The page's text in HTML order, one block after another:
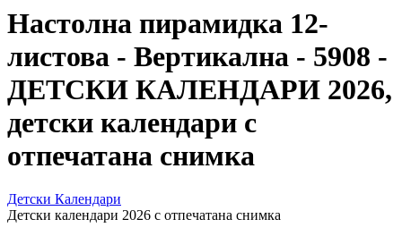
Настолна пирамидка 12-
листова - Вертикална - 5908 -
ДЕТСКИ КАЛЕНДАРИ 2026,
детски календари с
отпечатана снимка
Детски Календари
Детски календари 2026 с отпечатана снимка